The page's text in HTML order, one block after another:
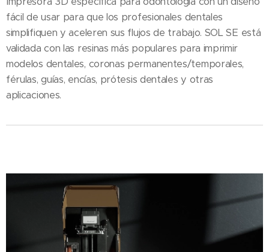
fácil de usar para que los profesionales dentales
simplifiquen y aceleren sus flujos de trabajo. SOL SE está
validada con las resinas más populares para imprimir
modelos dentales, coronas permanentes/temporales,
férulas, guías, encías, prótesis dentales y otras
aplicaciones.